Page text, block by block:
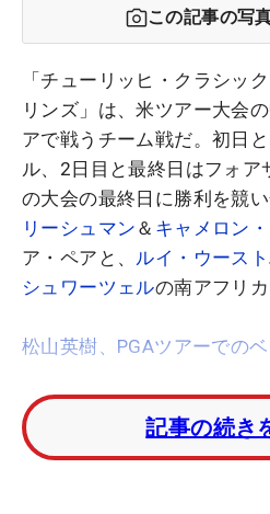
この記事の写
「チューリッヒ・クラシッ
リンズ」は、米ツアー大会
アで戦うチーム戦だ。初日
ル、2日目と最終日はフォア
の大会の最終日に勝利を競い
リーシュマン ＆ キャメロン
ア・ペアと、 ルイ・ウース
シュワーツェルの南アフリ
松山英樹、PGAツアーでの
この4人を眺めていたら、
フ界のさまざまな動きが次
た。
記事の続き